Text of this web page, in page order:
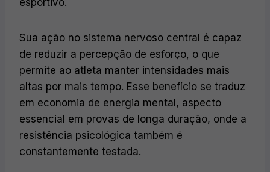
Sua ação no sistema nervoso central é capaz
de reduzir a percepção de esforço, o que
permite ao atleta manter intensidades mais
altas por mais tempo. Esse benefício se traduz
em economia de energia mental, aspecto
essencial em provas de longa duração, onde a
resistência psicológica também é
constantemente testada.